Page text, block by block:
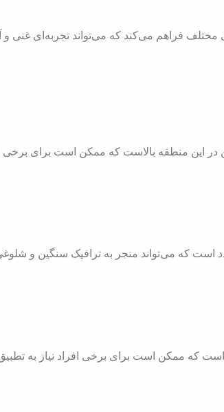
فراهم می‌کند که می‌تواند تجربه‌ای غنی و
در این منطقه بالاست که ممکن است برای برخی
است که می‌تواند منجر به ترافیک سنگین و
که ممکن است برای برخی افراد نیاز به